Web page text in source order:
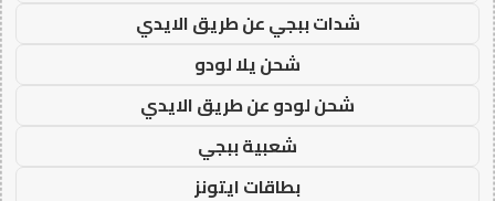
شدات ببجي عن طريق الايدي
شحن يلا لودو
شحن لودو عن طريق الايدي
شعبية ببجي
بطاقات ايتونز